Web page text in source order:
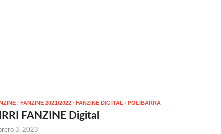
/ FANZINE 2021/2022 / FANZINE DIGITAL / POLIBARRA
FANZINE Digital
3, 2023